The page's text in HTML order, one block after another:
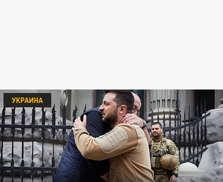
УКРАИНА